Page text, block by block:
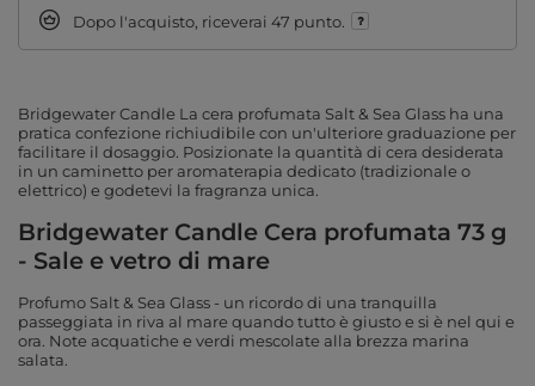
Dopo l'acquisto, riceverai 47 punto.
Bridgewater Candle La cera profumata Salt & Sea Glass ha una
pratica confezione richiudibile con un'ulteriore graduazione per
facilitare il dosaggio. Posizionate la quantità di cera desiderata
in un caminetto per aromaterapia dedicato (tradizionale o
elettrico) e godetevi la fragranza unica.
Bridgewater Candle Cera profumata 73 g
- Sale e vetro di mare
Profumo Salt & Sea Glass - un ricordo di una tranquilla
passeggiata in riva al mare quando tutto è giusto e si è nel qui e
ora. Note acquatiche e verdi mescolate alla brezza marina
salata.